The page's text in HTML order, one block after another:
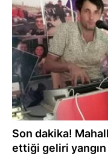
10.08.2021
Son dakika!
ettiği geliri yangın